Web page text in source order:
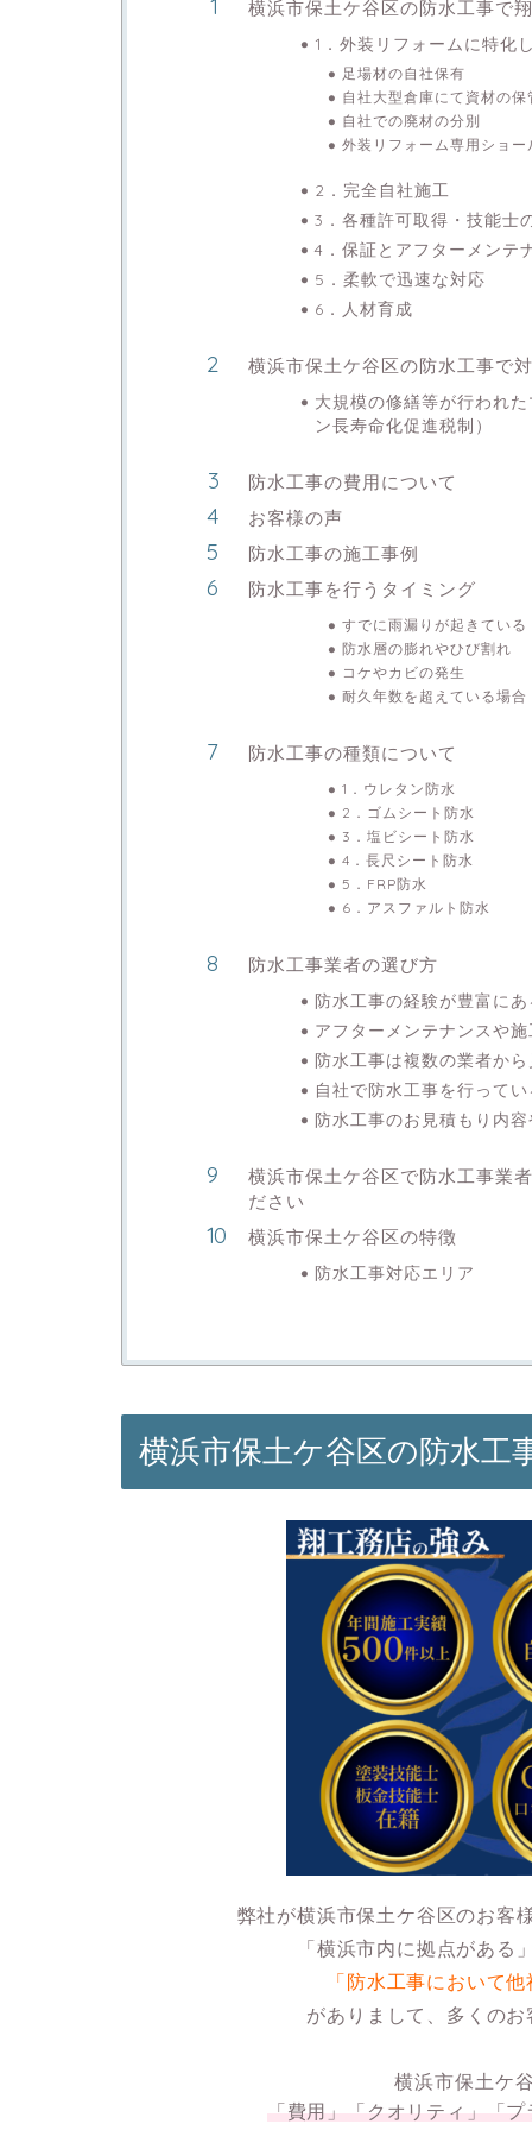
横浜市保土ケ谷区の防水工事で
1．外装リフォームに特化
足場材の自社保有
自社大型倉庫にて資材の保
自社での廃材の分別
外装リフォーム専用ショー
2．完全自社施工
3．各種許可取得・技能士
4．保証とアフターメンテ
5．柔軟で迅速な対応
6．人材育成
横浜市保土ケ谷区の防水工事で
大規模の修繕等が行われ
ン長寿命化促進税制）
防水工事の費用について
お客様の声
防水工事の施工事例
防水工事を行うタイミング
すでに雨漏りが起きている
防水層の膨れやひび割れ
コケやカビの発生
耐久年数を超えている場合
防水工事の種類について
1．ウレタン防水
2．ゴムシート防水
3．塩ビシート防水
4．長尺シート防水
5．FRP防水
6．アスファルト防水
防水工事業者の選び方
防水工事の経験が豊富に
アフターメンテナンスや
防水工事は複数の業者か
自社で防水工事を行って
防水工事のお見積もり内
横浜市保土ケ谷区で防水工事業
ださい
横浜市保土ケ谷区の特徴
防水工事対応エリア
横浜市保土ケ谷区の防水工
弊社が横浜市保土ケ谷区のお客
「横浜市内に拠点がある
「 防水工事において
がありまして、多くの
横浜市保土ケ
「費用」「クオリティ」「